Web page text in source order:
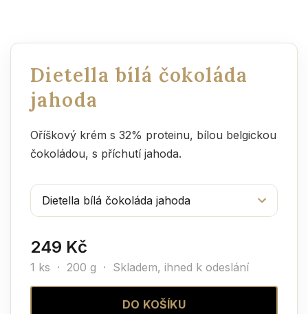
Dietella bílá čokoláda
jahoda
Oříškový krém s 32% proteinu, bílou belgickou
čokoládou, s příchutí jahoda.
249 Kč
1 ks · 200 g · Skladem, ihned k odeslání
DO KOŠÍKU